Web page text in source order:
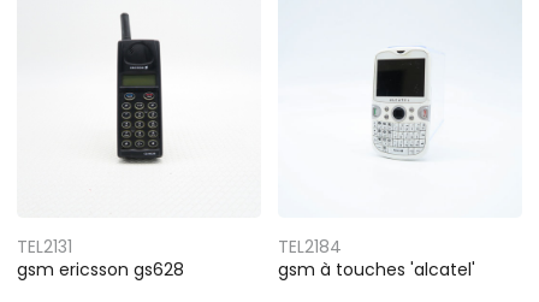
TEL2131
gsm ericsson gs628
TEL2184
gsm à touches 'alcatel'